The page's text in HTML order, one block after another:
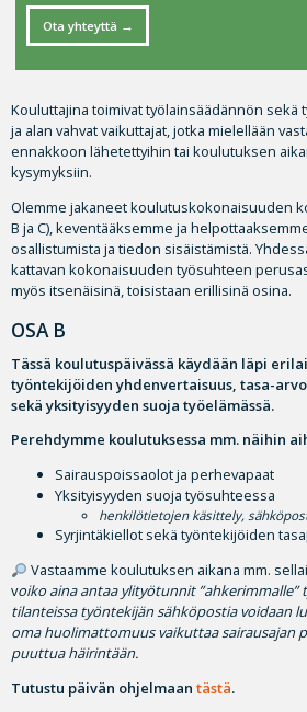
Kouluttajina toimivat työlainsäädännön
ja alan vahvat vaikuttajat, jotka mielellään
ennakkoon lähetettyihin tai koulutuksen
kysymyksiin.
Olemme jakaneet koulutuskokonaisuuden
B ja C), keventääksemme ja
osallistumista ja tiedon sisäistämistä.
kattavan kokonaisuuden työsuhteen
myös itsenäisinä, toisistaan erillisinä osina.
OSA B
Tässä koulutuspäivässä käydään läpi
työntekijöiden yhdenvertaisuus, tasa-
sekä yksityisyyden suoja työelämässä.
Perehdymme koulutuksessa mm. näihin
Sairauspoissaolot ja perhevapaat
Yksityisyyden suoja työsuhteessa
henkilötietojen käsittely,
Syrjintäkiellot sekä työntekijöiden
Vastaamme koulutuksen aikana mm.
voiko aina antaa ylityötunnit ”ahkerimmalle”
tilanteissa työntekijän sähköpostia voidaan
oma huolimattomuus vaikuttaa sairausajan
puuttua häirintään.
Tutustu päivän ohjelmaan tästä.
Ota yhteyttä